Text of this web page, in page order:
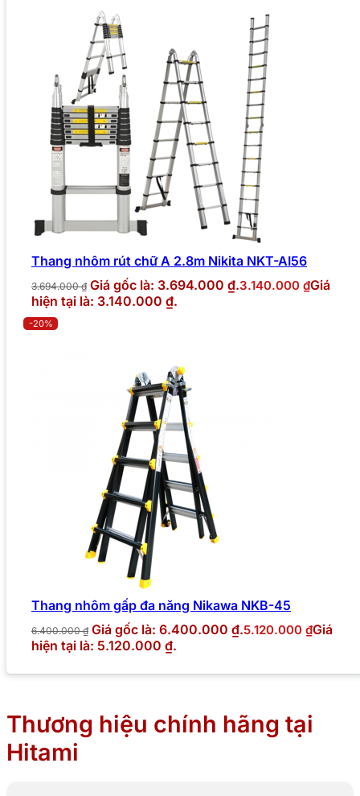
Thang nhôm rút chữ A 2.8m Nikita NKT-AI56
3.694.000₫ Giá gốc là: 3.694.000 ₫.3.140.000 ₫Giá
hiện tại là: 3.140.000 ₫.
-20%
Thang nhôm gấp đa năng Nikawa NKB-45
6.400.000₫ Giá gốc là: 6.400.000 ₫.5.120.000 ₫Giá
hiện tại là: 5.120.000 ₫.
Thương hiệu chính hãng tại
Hitami